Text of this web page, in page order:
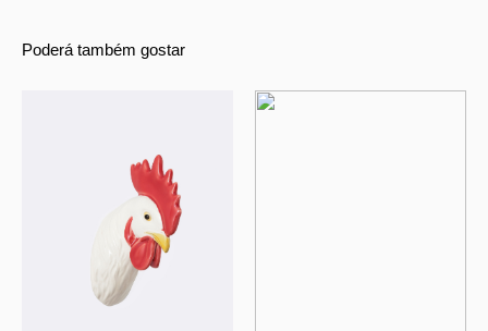
Poderá também gostar